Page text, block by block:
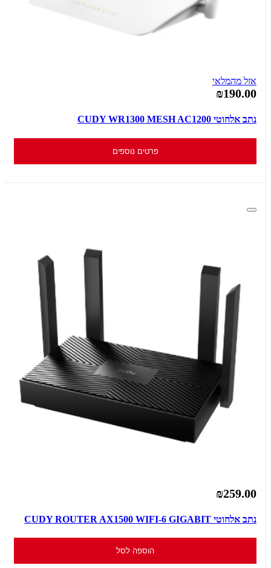
אזל מהמלאי
₪190.00
נתב אלחוטי CUDY WR1300 MESH AC1200
פרטים נוספים
₪259.00
נתב אלחוטי CUDY ROUTER AX1500 WIFI-6 GIGABIT
הוספה לסל